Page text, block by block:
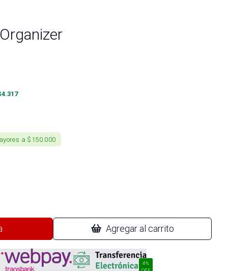
4.317
a $150.000
Agregar al carrito
4%